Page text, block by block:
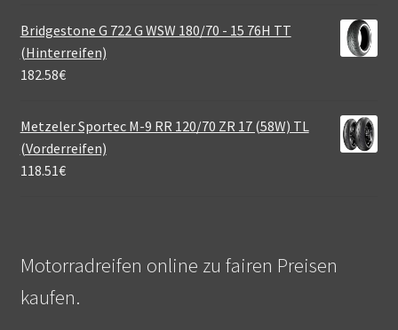
Bridgestone G 722 G WSW 180/70 - 15 76H TT
(Hinterreifen)
182.58€
Metzeler Sportec M-9 RR 120/70 ZR 17 (58W) TL
(Vorderreifen)
118.51€
Motorradreifen online zu fairen Preisen
kaufen.